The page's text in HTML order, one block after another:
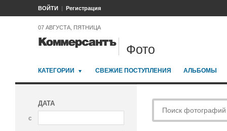
ВОЙТИ Регистрация
07 АВГУСТА, ПЯТНИЦА
Фото
КАТЕГОРИИ СВЕЖИЕ ПОСТУПЛЕНИЯ АЛЬБОМЫ
ДАТА
с